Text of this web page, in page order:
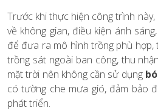
Trước khi thực hiện công trình
về không gian, điều kiện ánh
để đưa ra mô hình trồng phù hợp,
trồng sát ngoài ban công, thu
mặt trời nên không cần sử dụng
có tường che mưa gió, đảm bảo
phát triển.